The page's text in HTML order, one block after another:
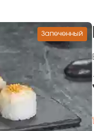
Запеченный